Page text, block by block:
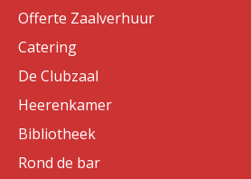
Offerte Zaalverhuur
Catering
De Clubzaal
Heerenkamer
Bibliotheek
Rond de bar